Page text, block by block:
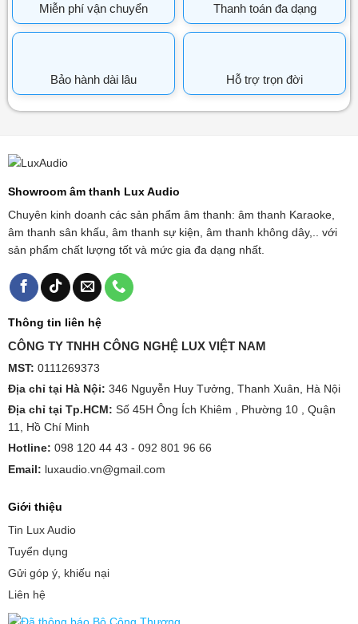
Miễn phí vận chuyển Thanh toán đa dạng
Bảo hành dài lâu Hỗ trợ trọn đời
Showroom âm thanh Lux Audio
Chuyên kinh doanh các sản phẩm âm thanh: âm thanh Karaoke,
âm thanh sân khấu, âm thanh sự kiện, âm thanh không dây,.. với
sản phẩm chất lượng tốt và mức gia đa dạng nhất.
Thông tin liên hệ
CÔNG TY TNHH CÔNG NGHỆ LUX VIỆT NAM
MST: 0111269373
Địa chỉ tại Hà Nội: 346 Nguyễn Huy Tưởng, Thanh Xuân, Hà Nội
Địa chỉ tại Tp.HCM: Số 45H Ông Ích Khiêm , Phường 10 , Quận
11, Hồ Chí Minh
Hotline: 098 120 44 43 - 092 801 96 66
Email: luxaudio.vn@gmail.com
Giới thiệu
Tin Lux Audio
Tuyển dụng
Gửi góp ý, khiếu nại
Liên hệ